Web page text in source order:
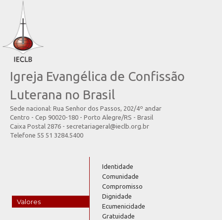
Igreja Evangélica de Confissão
Luterana no Brasil
Sede nacional: Rua Senhor dos Passos, 202/4º andar
Centro - Cep 90020-180 - Porto Alegre/RS - Brasil
Caixa Postal 2876 - secretariageral@ieclb.org.br
Telefone 55 51 3284.5400
Valores
Identidade
Comunidade
Compromisso
Dignidade
Ecumenicidade
Gratuidade